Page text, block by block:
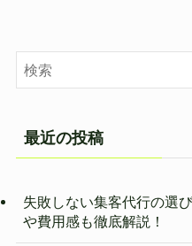
最近の投稿
失敗しない集客代行の選
や費用感も徹底解説！